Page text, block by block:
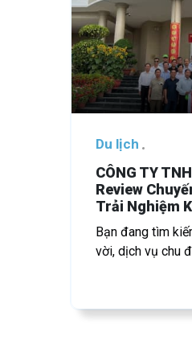
Du lịch
CÔNG TY
Review
Trải Nghiệm
Bạn đang tìm
vời, dịch vụ chu